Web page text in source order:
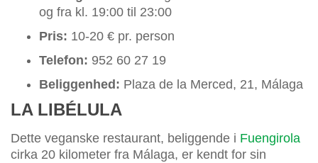
og fra kl. 19:00 til 23:00
Pris: 10-20 € pr. person
Telefon: 952 60 27 19
Beliggenhed: Plaza de la Merced, 21, Málaga
LA LIBÉLULA
Dette veganske restaurant, beliggende i Fuengirola
cirka 20 kilometer fra Málaga, er kendt for sin